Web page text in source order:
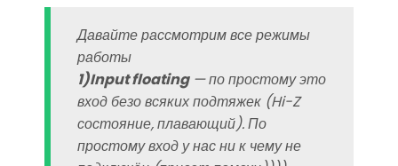
Давайте рассмотрим все режимы
работы
1)Input floating— по простому это
вход безо всяких подтяжек (Hi-Z
состояние, плавающий). По
простому вход у нас ни к чему не